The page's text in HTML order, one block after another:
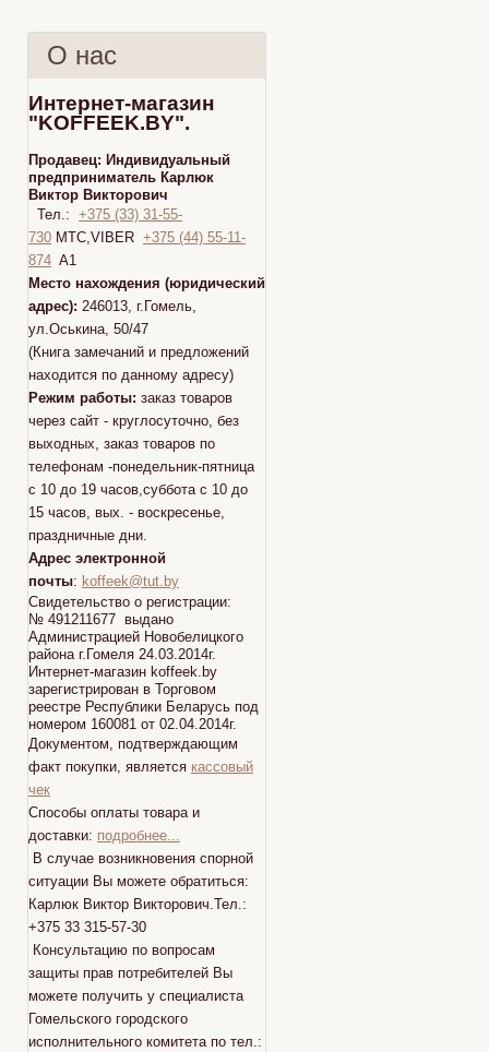
О нас
Интернет-магазин
"KOFFEEK.BY".
Продавец: Индивидуальный
предприниматель Карлюк
Виктор Викторович
Тел.: +375 (33) 31-55-
730 МТС,VIBER +375 (44) 55-11-
874 A1
Место нахождения (юридический
адрес): 246013, г.Гомель,
ул.Оськина, 50/47
(Книга замечаний и предложений
находится по данному адресу)
Режим работы: заказ товаров
через сайт - круглосуточно, без
выходных, заказ товаров по
телефонам -понедельник-пятница
с 10 до 19 часов,суббота с 10 до
15 часов, вых. - воскресенье,
праздничные дни.
Адрес электронной
почты: koffeek@tut.by
Свидетельство о регистрации:
№ 491211677 выдано
Администрацией Новобелицкого
района г.Гомеля 24.03.2014г.
Интернет-магазин koffeek.by
зарегистрирован в Торговом
реестре Республики Беларусь под
номером 160081 от 02.04.2014г.
Документом, подтверждающим
факт покупки, является кассовый
чек
Способы оплаты товара и
доставки: подробнее...
В случае возникновения спорной
ситуации Вы можете обратиться:
Карлюк Виктор Викторович.Тел.:
+375 33 315-57-30
Консультацию по вопросам
защиты прав потребителей Вы
можете получить у специалиста
Гомельского городского
исполнительного комитета по тел.: